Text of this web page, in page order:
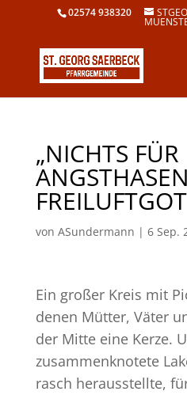
02574 938320
„NICHTS FÜR
von ASundermann | 6 Sep.
Ein großer Kreis mit
denen Mütter, Väter
der Mitte eine Kerze.
zusammenknotete
rasch herausstellte,